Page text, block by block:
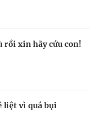
rồi xin hãy cứu con!
liệt vì quá bụi